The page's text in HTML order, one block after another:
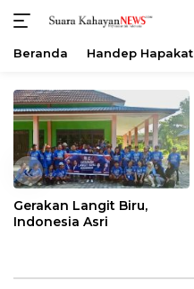
konten
Beranda Handep Hapakat
«
Gerakan Langit Biru,
Indonesia Asri